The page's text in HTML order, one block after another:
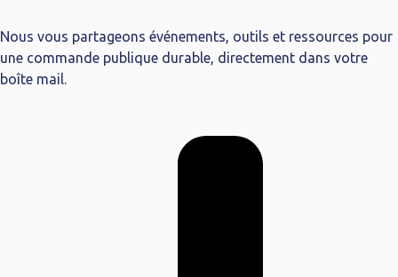
Nous vous partageons événements, outils et ressources pour
une commande publique durable, directement dans votre
boîte mail.